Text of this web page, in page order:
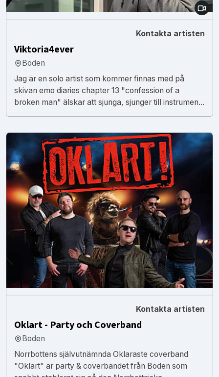
Kontakta artisten
Viktoria4ever
Boden
Jag är en solo artist som kommer finnas med på
skivan emo diaries chapter 13 "confession of a
broken man" älskar att sjunga, sjunger till instrumen...
Kontakta artisten
Oklart - Party och Coverband
Boden
Norrbottens självutnämnda Oklaraste coverband
"Oklart" är party & coverbandet från Boden som